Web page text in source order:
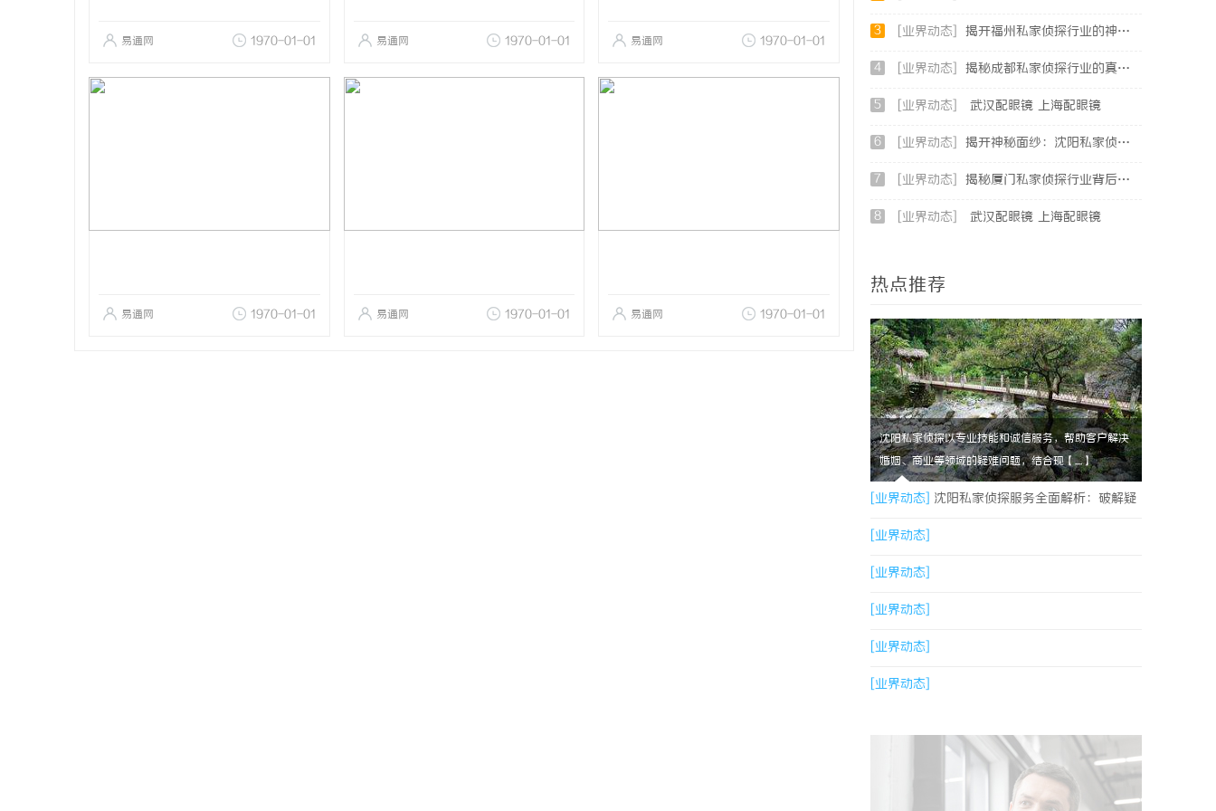
易通网 1970-01-01 易通网 1970-01-01 易通网 1970-01-01
易通网 1970-01-01 易通网 1970-01-01 易通网 1970-01-01
3 [业界动态] 揭开福州私家侦探行业的神秘面纱：服务、优势与法律解析
4 [业界动态] 揭秘成都私家侦探行业的真实面貌与专业服务
5 [业界动态] 武汉配眼镜 上海配眼镜
6 [业界动态] 揭开神秘面纱：沈阳私家侦探行业的现状与发展
7 [业界动态] 揭秘厦门私家侦探行业背后的故事与服务价值
8 [业界动态] 武汉配眼镜 上海配眼镜
热点推荐
沈阳私家侦探以专业技能和诚信服务，帮助客户解决
婚姻、商业等领域的疑难问题，结合现【....】
[业界动态] 沈阳私家侦探服务全面解析：破解疑
云，守护真相的专家助力
[业界动态]
[业界动态]
[业界动态]
[业界动态]
[业界动态]